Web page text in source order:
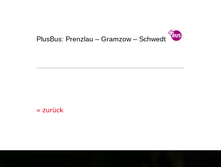
PlusBus: Prenzlau – Gramzow – Schwedt
« zurück